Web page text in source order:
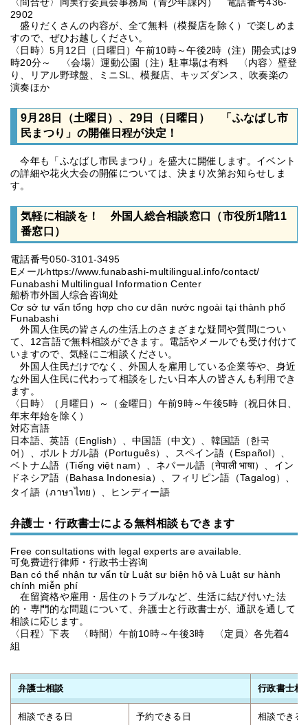
2902
盛りだくさんの内容が、全て無料（模擬店を除く）で楽しめま
すので、ぜひお越しください。
〈日時〉5月12日（日曜日）午前10時～午後2時（注）開会式は9
時20分～ 〈会場〉運動公園（注）駐車場は有料 〈内容〉壁登
り、リアル野球盤、ミニSL、模擬店、キッズダンス、吹奏楽の
演奏ほか
9月28日（土曜日）、29日（日曜日） 「ふなばし市
民まつり」の開催日程が決定！
今年も「ふなばし市民まつり」を盛大に開催します。イベント
の詳細や花火大会の開催については、決まり次第お知らせしま
す。
気軽に相談を！ 外国人総合相談窓口（市役所1階11
番窓口）
電話番号050-3101-3495
Eメールhttps://www.funabashi-multilingual.info/contact/
Funabashi Multilingual Information Center
船桥市外国人综合咨询处
Cơ sở tư vấn tổng hợp cho cư dân nước ngoài tại thành phố
Funabashi
外国人住民の皆さんの生活上のさまざまな疑問や質問につい
て、12言語で無料相談ができます。電話やメールでも受け付けて
いますので、気軽にご相談ください。
外国人住民だけでなく、外国人を雇用している企業等や、身近
な外国人住民に代わって相談をしたい日本人の皆さんも利用でき
ます。
〈日時〉（月曜日）～（金曜日）午前9時～午後5時（祝日休日、
年末年始を除く）
対応言語
日本語、英語（English）、中国語（中文）、韓国語（한국
어）、ポルトガル語（Português）、スペイン語（Español）、
ベトナム語（Tiếng việt nam）、ネパール語（नेपाली भाषा）、イン
ドネシア語（Bahasa Indonesia）、フィリピン語（Tagalog）、
タイ語（ภาษาไทย）、ヒンディー語
弁護士・行政書士による無料相談もできます
Free consultations with legal experts are available.
可免费进行律师・行政书士咨询
Bạn có thể nhận tư vấn từ Luật sư biện hộ và Luật sư hành
chính miễn phí
在留資格や雇用・居住のトラブルなど、生活に結び付いた法
的・専門的な問題について、弁護士と行政書士が、通訳を通して
相談に応じます。
〈日程〉下表 〈時間〉午前10時～午後3時 〈定員〉各先着4
組
弁護士相談 行政書士相
相談できる日 予約できる日 相談できる